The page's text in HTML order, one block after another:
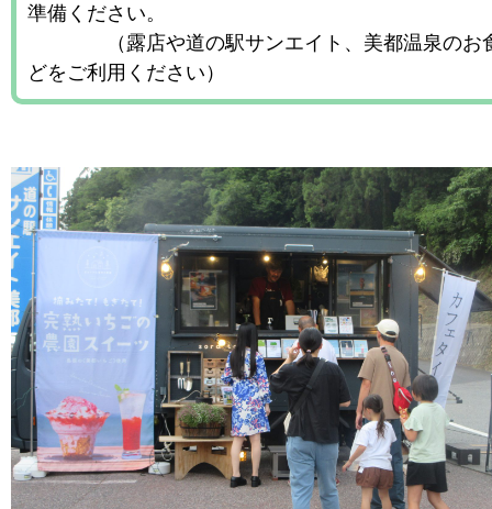
準備ください。
（露店や道の駅サンエイト、美都温泉のお
どをご利用ください）